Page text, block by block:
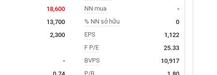
18,600
13,700
2,300
-
0.74
NN mua
-
% NN sở hữu
0
EPS
1,122
F P/E
25.33
BVPS
10,917
P/B
1.80